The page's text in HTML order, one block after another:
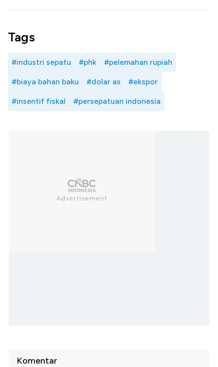
Tags
#industri sepatu #phk #pelemahan rupiah
#biaya bahan baku #dolar as #ekspor
#insentif fiskal #persepatuan indonesia
Komentar